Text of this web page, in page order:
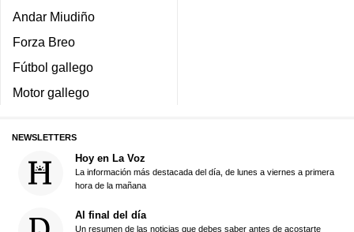
Andar Miudiño
Forza Breo
Fútbol gallego
Motor gallego
NEWSLETTERS
Hoy en La Voz
La información más destacada del día, de lunes a viernes a primera
hora de la mañana
Al final del día
Un resumen de las noticias que debes saber antes de acostarte